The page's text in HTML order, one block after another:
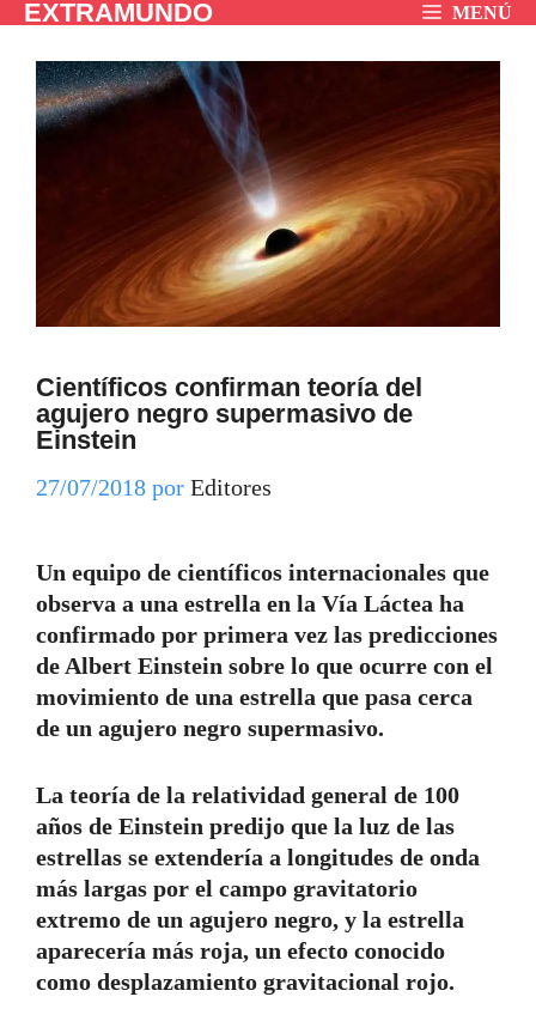
Saltar
contenido
EXTRAMUNDO MENÚ
Científicos confirman teoría del
agujero negro supermasivo de
Einstein
27/07/2018 por Editores
Un equipo de científicos internacionales que
observa a una estrella en la Vía Láctea ha
confirmado por primera vez las predicciones
de Albert Einstein sobre lo que ocurre con el
movimiento de una estrella que pasa cerca
de un agujero negro supermasivo.
La teoría de la relatividad general de 100
años de Einstein predijo que la luz de las
estrellas se extendería a longitudes de onda
más largas por el campo gravitatorio
extremo de un agujero negro, y la estrella
aparecería más roja, un efecto conocido
como desplazamiento gravitacional rojo.